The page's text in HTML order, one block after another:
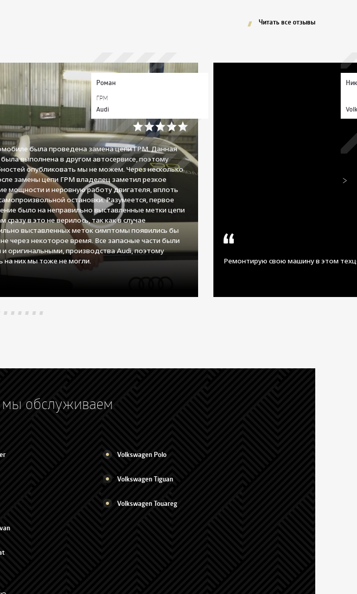
Читать все отзывы
Роман
ГРМ
Audi
была проведена замена цепи ГРМ. Данная
выполнена в другом автосервисе, поэтому
опубликовать мы не можем. Через несколько
замены цепи ГРМ владелец заметил резкое
мощности и неровную работу двигателя, вплоть
остановки. Разумеется, первое
было на неправильно выставленные метки цепи
сразу в это не верилось, так как в случае
выставленных меток симптомы появились бы
не через некоторое время. Все запасные части были
оригинальными, производства Audi, поэтому
на них мы тоже не могли.
Ремонтирую свою машину в этом
мы обслуживаем
Volkswagen Polo
Volkswagen Tiguan
Volkswagen Touareg